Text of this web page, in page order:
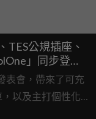
TES公規插座、
」同步登
表會，帶來了可充
以及主打個性化
KYMCO也宣佈將